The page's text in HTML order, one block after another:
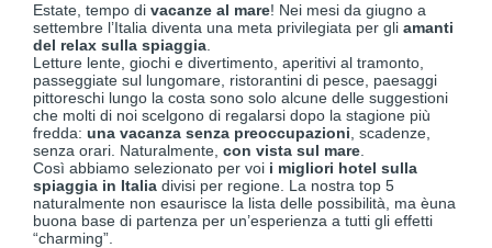
Estate, tempo di vacanze al mare! Nei mesi da giugno a
settembre l’Italia diventa una meta privilegiata per gli amanti
del relax sulla spiaggia
Letture lente, giochi e divertimento, aperitivi al tramonto,
passeggiate sul lungomare, ristorantini di pesce, paesaggi
pittoreschi lungo la costa sono solo alcune delle suggestioni
che molti di noi scelgono di regalarsi dopo la stagione più
fredda: una vacanza senza preoccupazioni , scadenze,
senza orari. Naturalmente, con vista sul mare
Così abbiamo selezionato per voi i migliori hotel sulla
spiaggia in Italia divisi per regione. La nostra top 5
naturalmente non esaurisce la lista delle possibilità, ma èuna
buona base di partenza per un’esperienza a tutti gli effetti
“charming”.